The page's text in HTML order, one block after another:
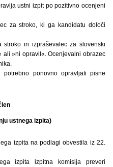
ustni izpit po pozitivno ocenjeni
za stroko, ki ga kandidatu določi
stroko in izpraševalec za slovenski
ali »ni opravil«. Ocenjevalni obrazec
ponovno opravljati pisne
ustnega izpita)
izpita na podlagi obvestila iz 22.
izpita izpitna komisija preveri